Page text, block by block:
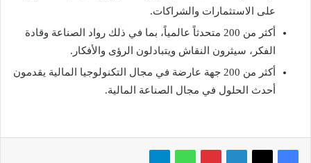
على الاستثمارات والشراكات.
أكثر من 200 متحدثاً عالمياً، بما في ذلك رواد الصناعة وقادة
الفكر، سيثرون النقاش ويتبادلون الرؤى والأفكار.
أكثر من 200 جهة عارضة في مجال التكنولوجيا المالية يقدمون
أحدث الحلول في مجال الصناعة المالية.